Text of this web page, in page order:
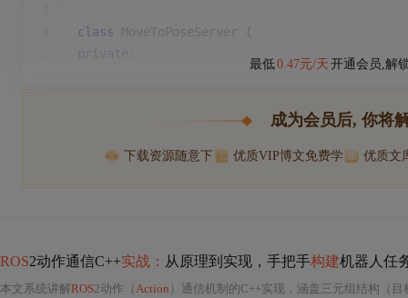
class MoveToPoseServer {
最低0.47元/天 开通会员,解
成为会员后, 你将
下载资源随意下 优质VIP博文免费学 优质文
ROS2动作通信C++实战： 从原理到实现，手把手构建机器人任
本文系统讲解ROS2动作（Action ）通信机制的C++实现，涵盖三元组结构（目